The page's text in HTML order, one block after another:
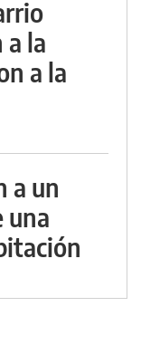
la
a la
a un
una